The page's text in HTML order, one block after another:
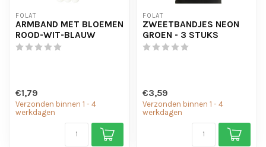
FOLAT
ARMBAND MET BLOEMEN
ROOD-WIT-BLAUW
€1,79
Verzonden binnen 1 - 4
werkdagen
FOLAT
ZWEETBANDJES NEON
GROEN - 3 STUKS
€3,59
Verzonden binnen 1 - 4
werkdagen